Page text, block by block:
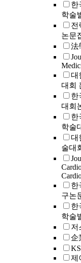
한
학술
전
논문
法
대
대회
한
대회
한
학술
대
술대
한
구논
한
학술
저
企
제